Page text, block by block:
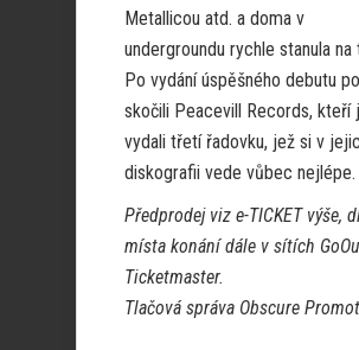
Metallicou atd. a doma v
undergroundu rychle stanula na
Po vydání úspěšného debutu
skočili Peacevill Records, kteří
vydali třetí řadovku, jež si v
diskografii vede vůbec nejlépe.
Předprodej viz e-TICKET výše,
místa konání dále v sítích
Ticketmaster.
Tlačová správa Obscure